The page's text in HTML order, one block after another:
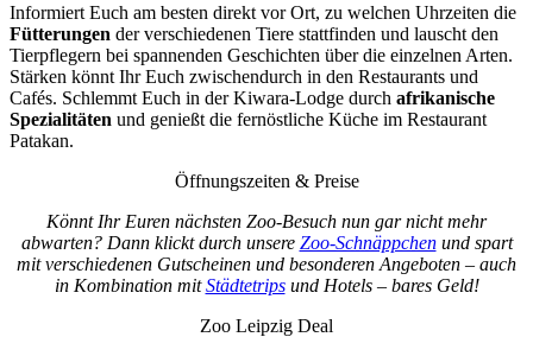
Informiert Euch am besten direkt vor Ort, zu welchen Uhrzeiten die
Fütterungen der verschiedenen Tiere stattfinden und lauscht den
Tierpflegern bei spannenden Geschichten über die einzelnen Arten.
Stärken könnt Ihr Euch zwischendurch in den Restaurants und
Cafés. Schlemmt Euch in der Kiwara-Lodge durch afrikanische
Spezialitäten und genießt die fernöstliche Küche im Restaurant
Patakan.
Öffnungszeiten & Preise
Könnt Ihr Euren nächsten Zoo-Besuch nun gar nicht mehr
abwarten? Dann klickt durch unsere Zoo-Schnäppchenund spart
mit verschiedenen Gutscheinen und besonderen Angeboten – auch
in Kombination mitStädtetripsund Hotels – bares Geld!
Zoo Leipzig Deal